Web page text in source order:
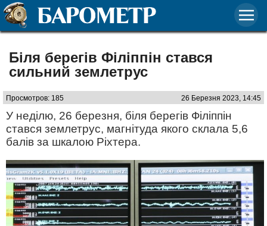
Біля берегів Філіппін стався
сильний землетрус
Просмотров: 185 26 Березня 2023, 14:45
У неділю, 26 березня, біля берегів Філіппін
стався землетрус, магнітуда якого склала 5,6
балів за шкалою Ріхтера.